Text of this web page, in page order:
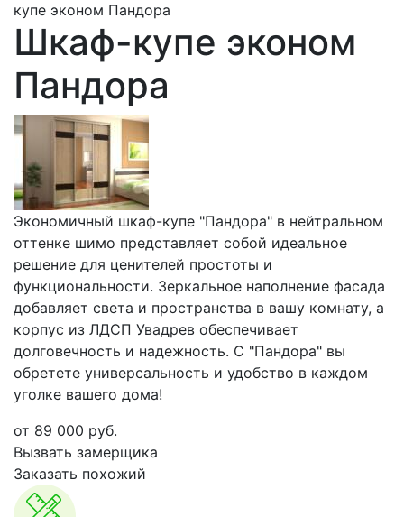
купе эконом Пандора
Шкаф-купе эконом
Пандора
Экономичный шкаф-купе "Пандора" в нейтральном
оттенке шимо представляет собой идеальное
решение для ценителей простоты и
функциональности. Зеркальное наполнение фасада
добавляет света и пространства в вашу комнату, а
корпус из ЛДСП Увадрев обеспечивает
долговечность и надежность. С "Пандора" вы
обретете универсальность и удобство в каждом
уголке вашего дома!
от 89 000 руб.
Вызвать замерщика
Заказать похожий